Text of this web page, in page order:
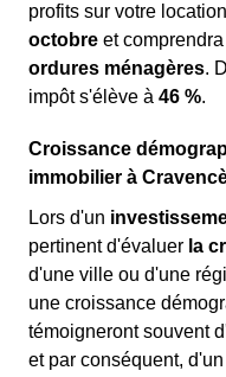
profits sur votre
octobre et
ordures ménagères.
impôt s'élève à 46 %.
Croissance
immobilier à
Lors d'un
pertinent d'évaluer la
d'une ville ou d'une
une croissance
témoigneront souvent
et par conséquent,